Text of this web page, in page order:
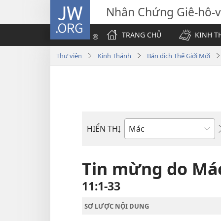
JW.ORG Nhân Chứng Giê-hô-
TRANG CHỦ
KINH
Thư viện Kinh Thánh Bản dịch Thế Giới Mới
HIỂN THỊ
Sách
Kinh
Thánh
Tin mừng do
11:1-33
SƠ LƯỢC NỘI DUNG